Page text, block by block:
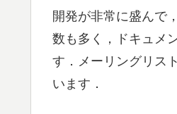
開発が非常に盛んで，
数も多く，ドキュメ
す．メーリングリス
います．